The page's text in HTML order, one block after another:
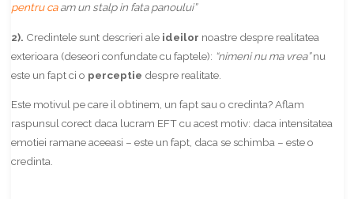
pentru caam un stalp in fata panoului”
2). Credintele sunt descrieri ale ideilor noastre despre realitatea
exterioara (deseori confundate cu faptele): “nimeni nu ma vrea”nu
este un fapt ci o perceptie despre realitate.
Este motivul pe care il obtinem, un fapt sau o credinta? Aflam
raspunsul corect daca lucram EFT cu acest motiv: daca intensitatea
emotiei ramane aceeasi – este un fapt, daca se schimba – este o
credinta.